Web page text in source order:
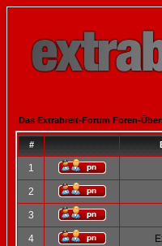
Das Extrabreit-Forum Foren-
#
1
2
3
4